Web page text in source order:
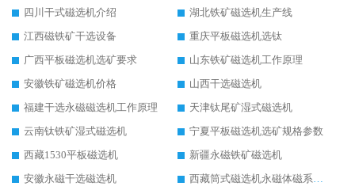
四川干式磁选机介绍
湖北铁矿磁选机生产线
江西磁铁矿干选设备
重庆平板磁选机选钛
广西平板磁选机选矿要求
山东铁矿磁选机工作原理
安徽铁矿磁选机价格
山西干选磁选机
福建干选永磁磁选机工作原理
天津钛尾矿湿式磁选机
云南钛铁矿湿式磁选机
宁夏平板磁选机选矿规格参数
西藏1530平板磁选机
新疆永磁铁矿磁选机
安徽永磁干选磁选机
西藏筒式磁选机永磁体磁系设计